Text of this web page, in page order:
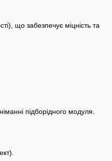
що забезпечує міцність та
підборідного модуля.